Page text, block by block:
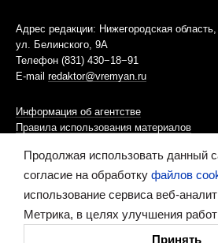
Адрес редакции: Нижегородская
ул. Белинского, 9А
Телефон (831) 430−18−91
E-mail redaktor@vremyan.ru
Информация об агентстве
Правила использования материалов
Информационная политика
Ресурс содержит материалы 16+
Продолжая использовать данный
согласие на обработку файлов
использование сервиса веб-
Метрика, в целях улучшения
Принять